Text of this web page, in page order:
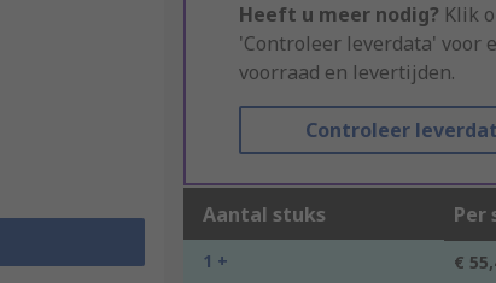
Heeft u meer nodig? Klik
'Controleer leverdata' voor
voorraad en levertijden.
Controleer
Aantal stuks Per
1 + €